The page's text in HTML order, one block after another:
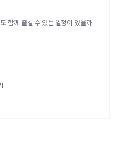
함께 즐길 수 있는 일정이 있을까